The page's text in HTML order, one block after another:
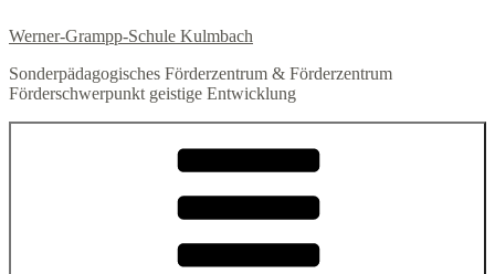
Inhalt
Werner-Grampp-Schule Kulmbach
Sonderpädagogisches Förderzentrum & Förderzentrum
Förderschwerpunkt geistige Entwicklung